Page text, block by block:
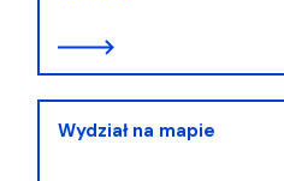
Wydział na mapie